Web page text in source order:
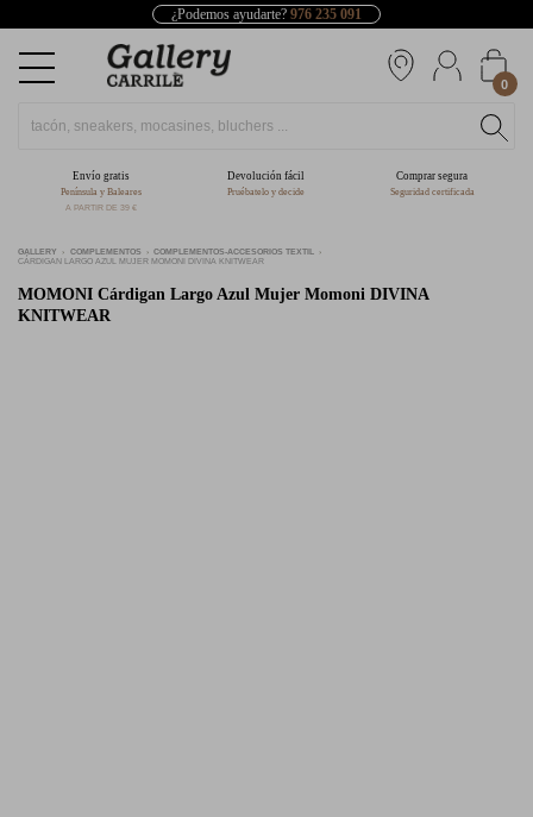
¿Podemos ayudarte? 976 235 091
0
Envío gratis
Península y Baleares
A PARTIR DE 39 €
Devolución fácil
Pruébatelo y decide
Comprar segura
Seguridad certificada
GALLERY COMPLEMENTOS
COMPLEMENTOS-ACCESORIOS TEXTIL
CÁRDIGAN LARGO AZUL MUJER MOMONI DIVINA KNITWEAR
MOMONI Cárdigan Largo Azul Mujer Momoni DIVINA
KNITWEAR